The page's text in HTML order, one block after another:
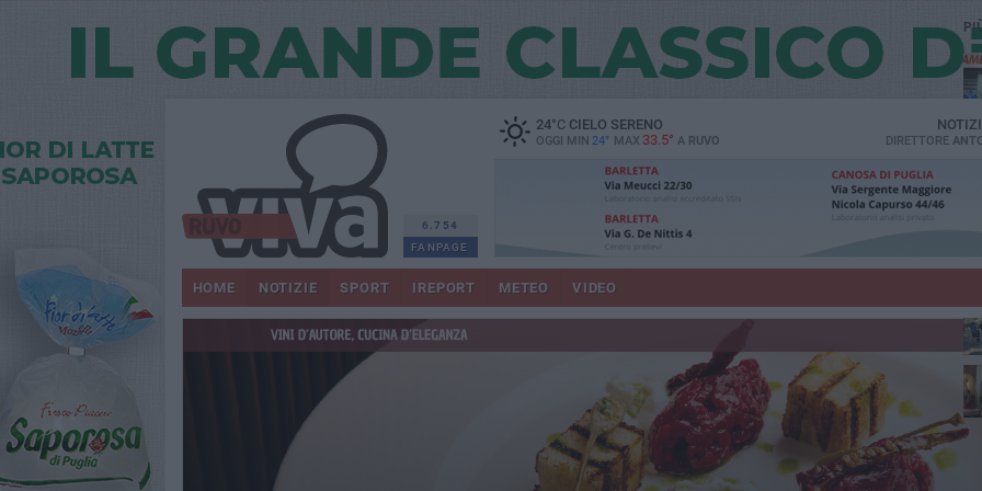
6.754
FANPAGE
24°CCIELO SERENO
OGGI MIN 24° MAX 33.5° A RUVO DIRETTORE
HOME NOTIZIE SPORT IREPORT METEO VIDEO